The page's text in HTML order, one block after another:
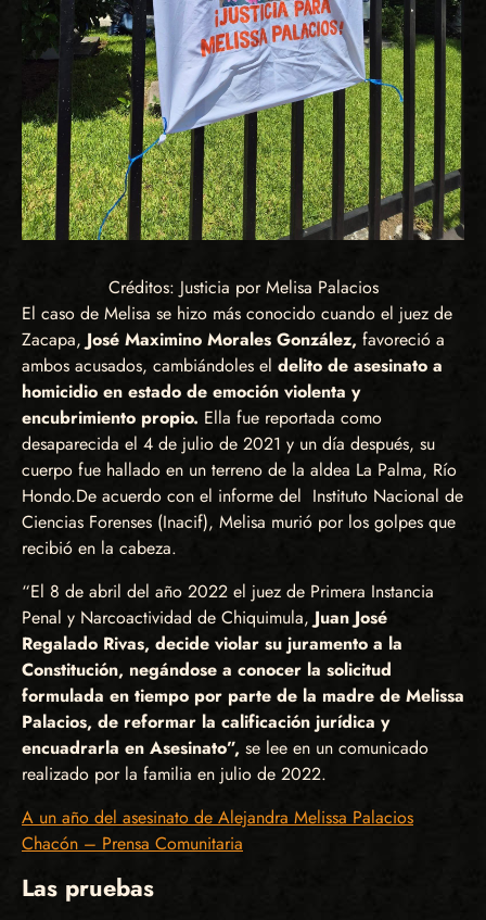
Créditos: Justicia por Melisa Palacios
El caso de Melisa se hizo más conocido cuando el juez de
Zacapa, José Maximino Morales González, favoreció a
ambos acusados, cambiándoles el delito de asesinato a
homicidio en estado de emoción violenta y
encubrimiento propio. Ella fue reportada como
desaparecida el 4 de julio de 2021 y un día después, su
cuerpo fue hallado en un terreno de la aldea La Palma, Río
Hondo.De acuerdo con el informe del Instituto Nacional de
Ciencias Forenses (Inacif), Melisa murió por los golpes que
recibió en la cabeza.
“El 8 de abril del año 2022 el juez de Primera Instancia
Penal y Narcoactividad de Chiquimula, Juan José
Regalado Rivas, decide violar su juramento a la
Constitución, negándose a conocer la solicitud
formulada en tiempo por parte de la madre de Melissa
Palacios, de reformar la calificación jurídica y
encuadrarla en Asesinato”, se lee en un comunicado
realizado por la familia en julio de 2022.
A un año del asesinato de Alejandra Melissa Palacios
Chacón – Prensa Comunitaria
Las pruebas